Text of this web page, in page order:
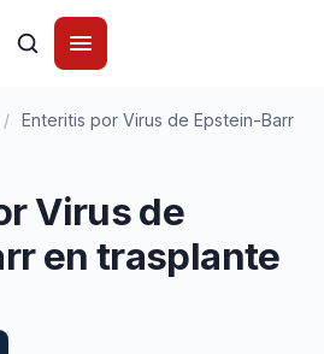
/ Enteritis por Virus de Epstein-Barr
Virus de
en trasplante